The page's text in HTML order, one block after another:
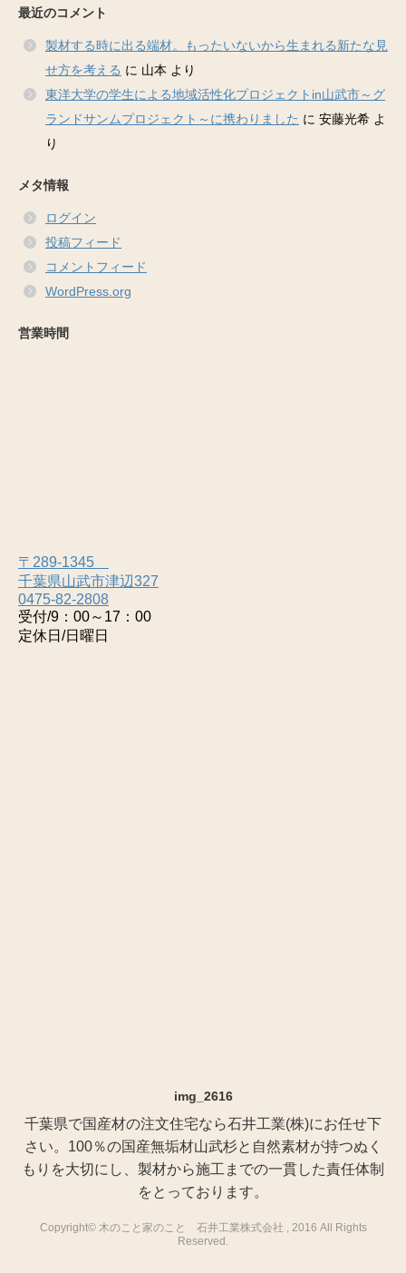
最近のコメント
製材する時に出る端材。もったいないから生まれる新たな見
せ方を考える に 山本 より
東洋大学の学生による地域活性化プロジェクトin山武市～グ
ランドサンムプロジェクト～に携わりました に 安藤光希 よ
り
メタ情報
ログイン
投稿フィード
コメントフィード
WordPress.org
営業時間
〒289-1345
千葉県山武市津辺327
0475-82-2808
受付/9：00～17：00
定休日/日曜日
img_2616
千葉県で国産材の注文住宅なら石井工業(株)にお任せ下
さい。100％の国産無垢材山武杉と自然素材が持つぬく
もりを大切にし、製材から施工までの一貫した責任体制
をとっております。
Copyright© 木のこと家のこと 石井工業株式会社 , 2016 All Rights
Reserved.